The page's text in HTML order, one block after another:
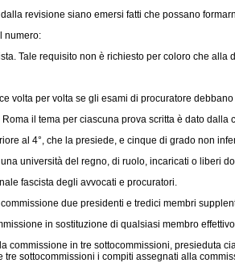
revisione siano emersi fatti che possano
numero:
Tale requisito non è richiesto per coloro che
volta per volta se gli esami di procuratore
il tema per ciascuna prova scritta è dato
al 4°, che la presiede, e cinque di grado non
università del regno, di ruolo, incaricati o liberi
fascista degli avvocati e procuratori.
due presidenti e tredici membri
in sostituzione di qualsiasi membro
in tre sottocommissioni, presieduta
sottocommissioni i compiti assegnati alla